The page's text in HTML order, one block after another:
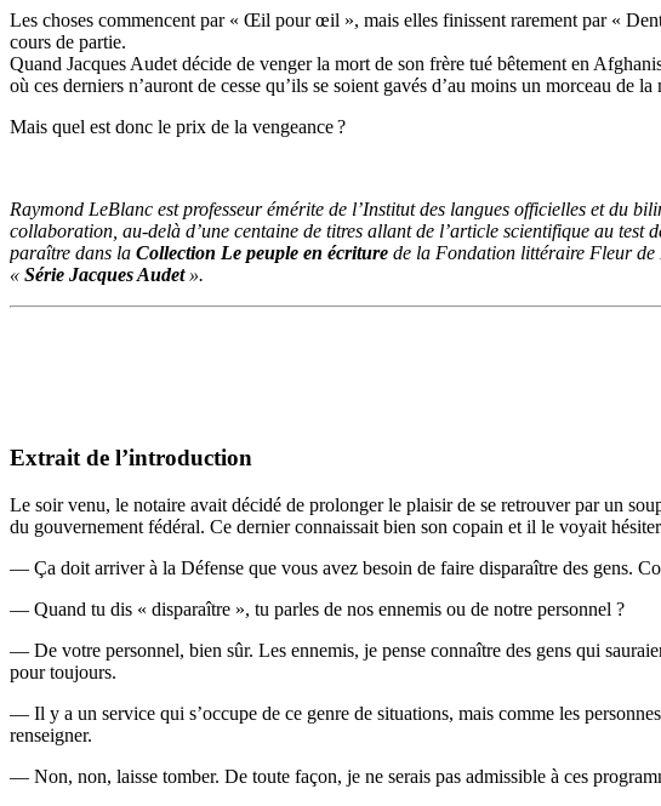
Les choses commencent par « Œil pour œil », mais elles finissent rarement par «
cours de partie.
Quand Jacques Audet décide de venger la mort de son frère tué bêtement en
où ces derniers n’auront de cesse qu’ils se soient gavés d’au moins un morceau de
Mais quel est donc le prix de la vengeance ?
Raymond LeBlanc est professeur émérite de l’Institut des langues officielles et du
collaboration, au-delà d’une centaine de titres allant de l’article scientifique au
paraître dans la Collection Le peuple en écriture de la Fondation littéraire Fleur de
« Série Jacques Audet».
Extrait de l’introduction
Le soir venu, le notaire avait décidé de prolonger le plaisir de se retrouver par un
du gouvernement fédéral. Ce dernier connaissait bien son copain et il le voyait
— Ça doit arriver à la Défense que vous avez besoin de faire disparaître des gens.
— Quand tu dis « disparaître », tu parles de nos ennemis ou de notre personnel ?
— De votre personnel, bien sûr. Les ennemis, je pense connaître des gens qui
pour toujours.
— Il y a un service qui s’occupe de ce genre de situations, mais comme les
renseigner.
— Non, non, laisse tomber. De toute façon, je ne serais pas admissible à ces